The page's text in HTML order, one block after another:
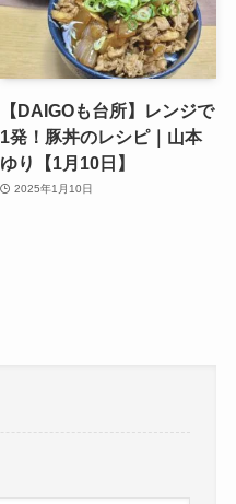
【DAIGOも台所】レンジで
1発！豚丼のレシピ｜山本
ゆり【1月10日】
2025年1月10日